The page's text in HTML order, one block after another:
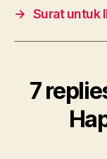
→ Surat untuk
7